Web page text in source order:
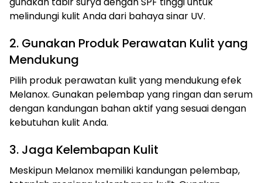
melindungi kulit Anda dari bahaya sinar UV.
2. Gunakan Produk Perawatan Kulit yang
Mendukung
Pilih produk perawatan kulit yang mendukung efek
Melanox. Gunakan pelembap yang ringan dan serum
dengan kandungan bahan aktif yang sesuai dengan
kebutuhan kulit Anda.
3. Jaga Kelembapan Kulit
Meskipun Melanox memiliki kandungan pelembap,